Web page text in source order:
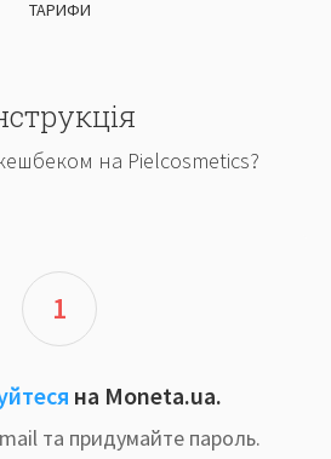
ТАРИФИ
на Pielcosmetics?
1
на Moneta.ua.
та придумайте пароль.